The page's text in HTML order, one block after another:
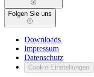
Folgen Sie uns
Downloads
Impressum
Datenschutz
Cookie-Einstellungen